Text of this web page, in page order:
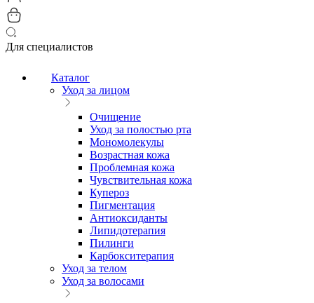
Для специалистов
Каталог
Уход за лицом
Очищение
Уход за полостью рта
Мономолекулы
Возрастная кожа
Проблемная кожа
Чувствительная кожа
Купероз
Пигментация
Антиоксиданты
Липидотерапия
Пилинги
Карбокситерапия
Уход за телом
Уход за волосами